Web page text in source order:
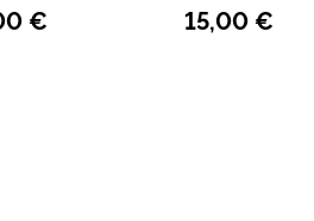
€ 15,00 €